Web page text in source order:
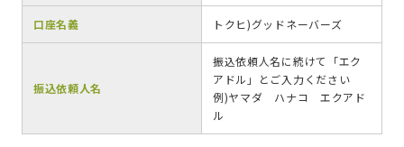
口座名義 トクヒ)グッドネーバーズ
振込依頼人名
振込依頼人名に続けて「エク
アドル」とご入力ください
例)ヤマダ ハナコ エクアド
ル